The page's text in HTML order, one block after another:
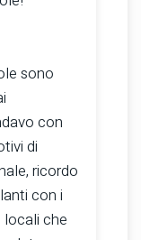
sono
con
di
ricordo
con i
locali che